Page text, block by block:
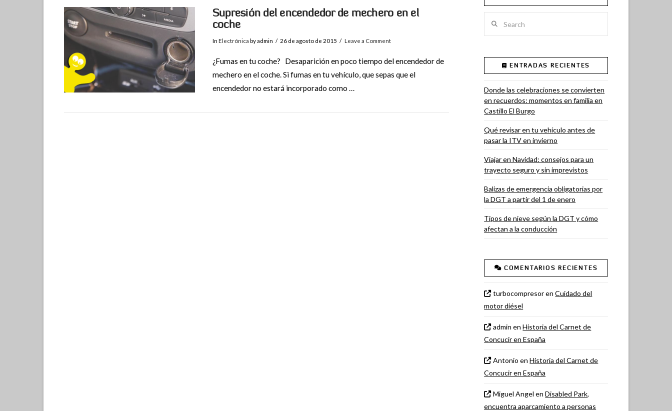
Supresión del encendedor de mechero en el
coche
In Electrónica by admin 26 de agosto de 2015 Leave a Comment
¿Fumas en tu coche? Desaparición en poco tiempo del encendedor de
mechero en el coche. Si fumas en tu vehículo, que sepas que el
encendedor no estará incorporado como …
ENTRADAS RECIENTES
Donde las celebraciones se convierten
en recuerdos: momentos en familia en
Castillo El Burgo
Qué revisar en tu vehículo antes de
pasar la ITV en invierno
Viajar en Navidad: consejos para un
trayecto seguro y sin imprevistos
Balizas de emergencia obligatorias por
la DGT a partir del 1 de enero
Tipos de nieve según la DGT y cómo
afectan a la conducción
COMENTARIOS RECIENTES
turbocompresorenCuidado del
motor diésel
admin enHistoria del Carnet de
Concucir en España
Antonio enHistoria del Carnet de
Concucir en España
Miguel Angel enDisabled Park,
encuentra aparcamiento a personas